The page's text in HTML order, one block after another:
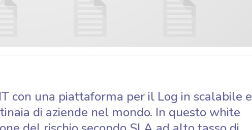
con una piattaforma per il Log in scalabile e
di aziende nel mondo. In questo white